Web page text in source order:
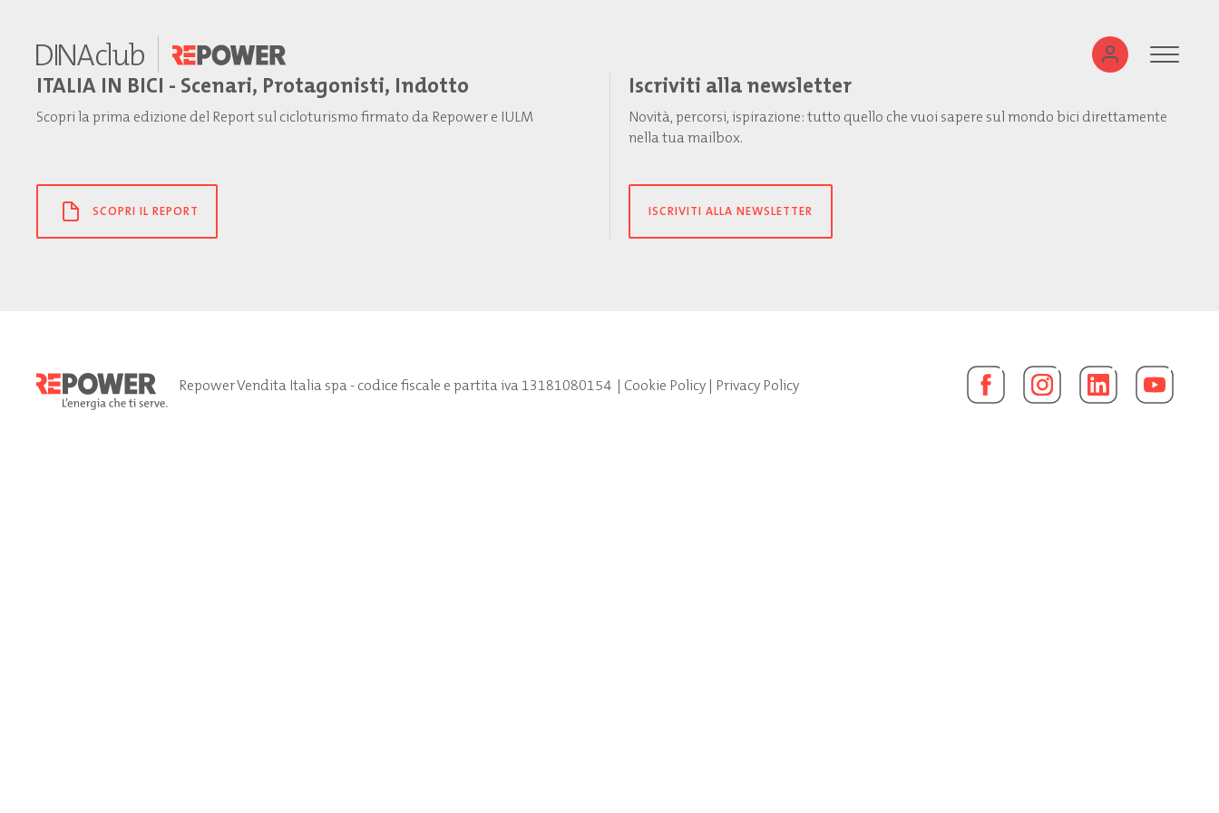
ITALIA IN BICI - Scenari, Protagonisti, Indotto
Scopri la prima edizione del Report sul cicloturismo firmato da Repower e IULM
SCOPRI IL REPORT
Iscriviti alla newsletter
Novità, percorsi, ispirazione: tutto quello che vuoi sapere sul mondo bici direttamente
nella tua mailbox.
ISCRIVITI ALLA NEWSLETTER
Repower Vendita Italia spa - codice fiscale e partita iva 13181080154| Cookie Policy| Privacy Policy